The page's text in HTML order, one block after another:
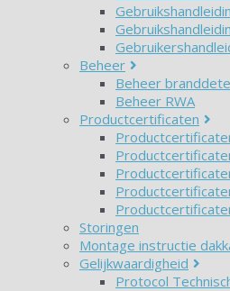
Beheer
Beheer
Beheer RWA
Productcertificaten
Storingen
Montage instructie
Gelijkwaardigheid
Protocol